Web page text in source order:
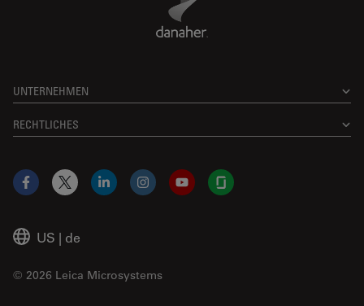
UNTERNEHMEN
RECHTLICHES
US | de
© 2026 Leica Microsystems
Facebook
X LinkedInInstagramYouTubeGlassdoor